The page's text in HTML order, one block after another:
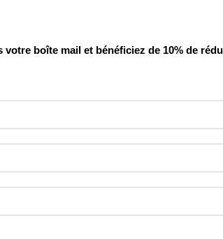
votre boîte mail et bénéficiez de 10% de